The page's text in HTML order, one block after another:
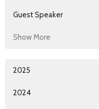
Guest Speaker
Show More
2025
2024